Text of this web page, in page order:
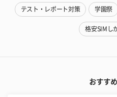
テスト・レポート対策 学園祭
格安SIMし
おすす